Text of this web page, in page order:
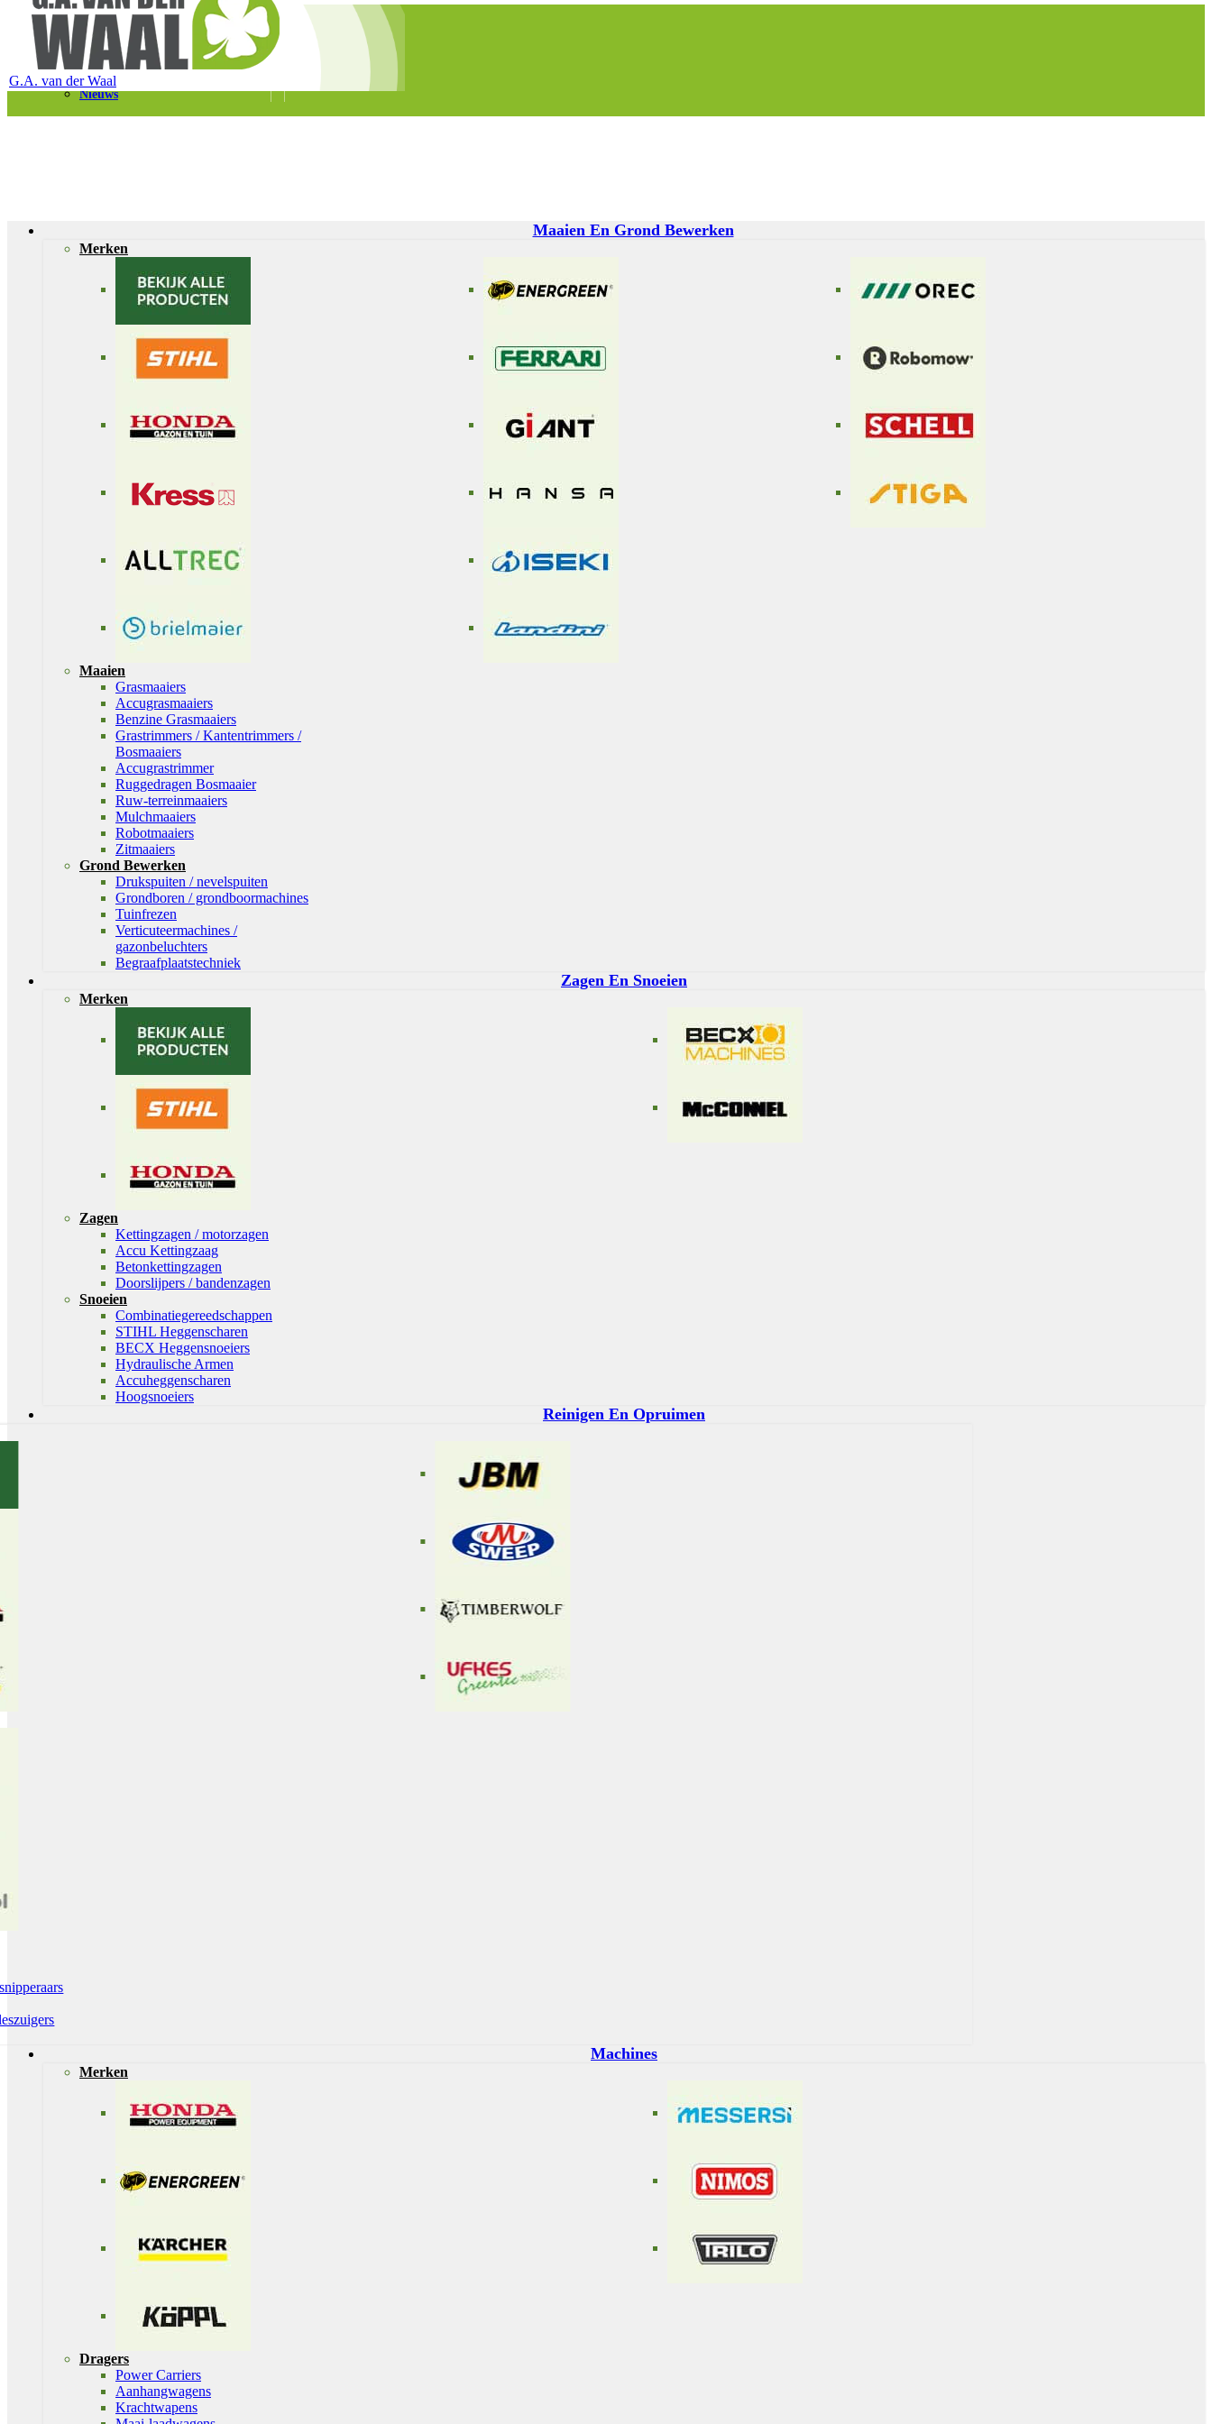
Telefoon 0180 – 421399
Schaapherderweg 6, 2988 CK Ridderkerk
Vacatures
Nieuws
G.A. van der Waal
Maaien En Grond Bewerken
Merken
Maaien
Grasmaaiers
Accugrasmaaiers
Benzine Grasmaaiers
Grastrimmers / Kantentrimmers /
Bosmaaiers
Accugrastrimmer
Ruggedragen Bosmaaier
Ruw-terreinmaaiers
Mulchmaaiers
Robotmaaiers
Zitmaaiers
Grond Bewerken
Drukspuiten / nevelspuiten
Grondboren / grondboormachines
Tuinfrezen
Verticuteermachines /
gazonbeluchters
Begraafplaatstechniek
Zagen En Snoeien
Merken
Zagen
Kettingzagen / motorzagen
Accu Kettingzaag
Betonkettingzagen
Doorslijpers / bandenzagen
Snoeien
Combinatiegereedschappen
STIHL Heggenscharen
BECX Heggensnoeiers
Hydraulische Armen
Accuheggenscharen
Hoogsnoeiers
Reinigen En Opruimen
Machines
Merken
Dragers
Power Carriers
Aanhangwagens
Krachtwapens